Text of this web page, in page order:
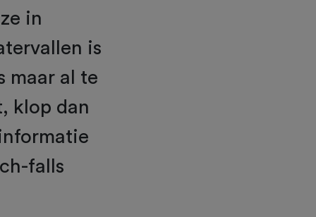
in
is
maar al te
klop dan
falls